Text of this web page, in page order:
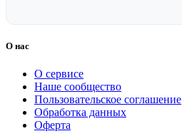
О нас
О сервисе
Наше сообщество
Пользовательское соглашение
Обработка данных
Оферта